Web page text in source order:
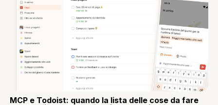
MCP e Todoist: quando la lista delle cose da fare